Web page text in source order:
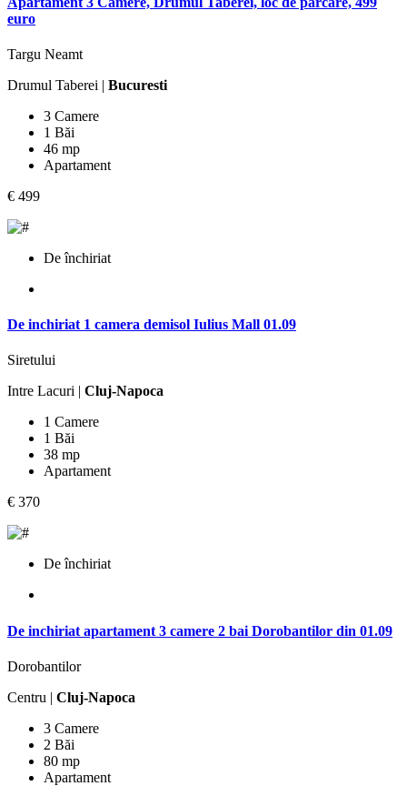
euro
Targu Neamt
Drumul Taberei | Bucuresti
3 Camere
1 Băi
46 mp
Apartament
€ 499
De închiriat
De inchiriat 1 camera demisol Iulius Mall 01.09
Siretului
Intre Lacuri | Cluj-Napoca
1 Camere
1 Băi
38 mp
Apartament
€ 370
De închiriat
De inchiriat apartament 3 camere 2 bai Dorobantilor din 01.09
Dorobantilor
Centru | Cluj-Napoca
3 Camere
2 Băi
80 mp
Apartament